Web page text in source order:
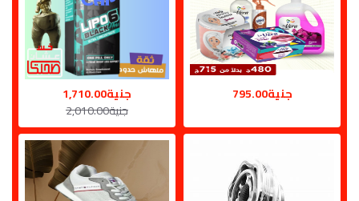
جنية795.00
جنية1,710.00
جنية2,010.00